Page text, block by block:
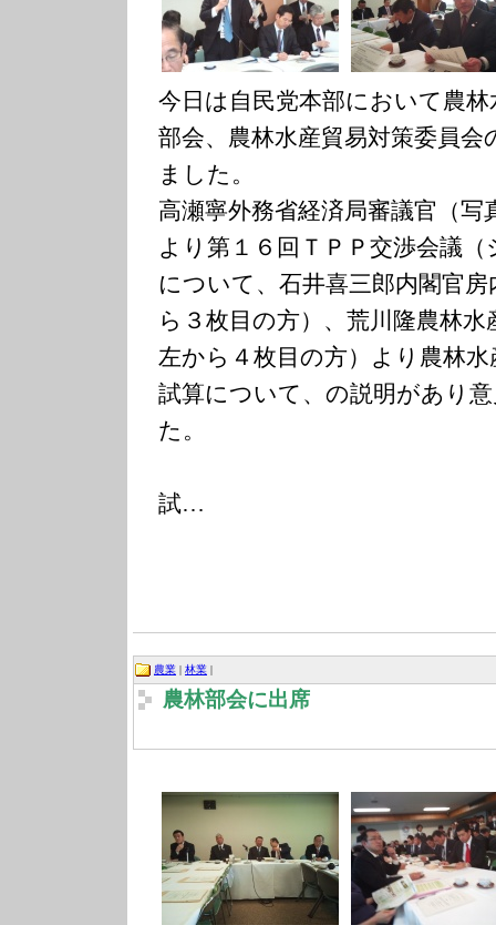
今日は自民党本部において農
部会、農林水産貿易対策委員
ました。
高瀬寧外務省経済局審議官（
より第１６回ＴＰＰ交渉会議
について、石井喜三郎内閣官
ら３枚目の方）、荒川隆農林
左から４枚目の方）より農林
試算について、の説明があり
た。
試…
農業 林業
農林部会に出席